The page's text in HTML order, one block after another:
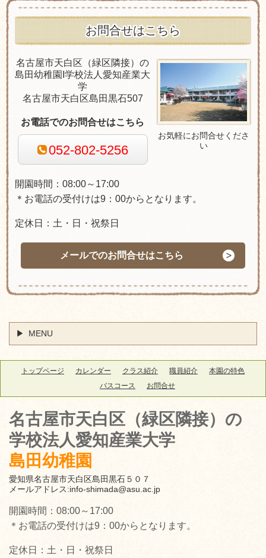
お問合せはこちら
お気軽にお問合せくださ
い
名古屋市天白区（緑区隣接）の
島田幼稚園Ι学校法人愛知産業大
学
名古屋市天白区島田黒石507
お電話でのお問合せはこちら
052-802-5256
開園時間：08:00～17:00
＊お電話の受付けは9：00からとなります。
定休日：土・日・祝祭日
メールでのお問合せはこちら
MENU
トップページ カレンダー クラス紹介 職員紹介
本園の特色
バスコース
お問合せ
名古屋市天白区（緑区隣接） の
学校法人愛知産業大学
島田幼稚園
愛知県名古屋市天白区島田黒石５０７
メールアドレス:info-shimada@asu.ac.jp
開園時間：08:00～17:00
＊お電話の受付けは9：00からとなります。
定休日：土・日・祝祭日